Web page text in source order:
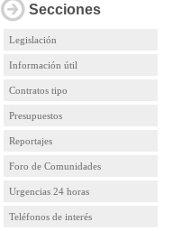
Secciones
Legislación
Información útil
Contratos tipo
Presupuestos
Reportajes
Foro de Comunidades
Urgencias 24 horas
Teléfonos de interés